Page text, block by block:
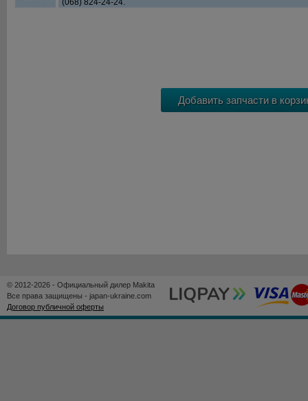
(068) 824-24-24.
© 2012-2026 - Официальный дилер Makita
Все права защищены - japan-ukraine.com
Договор публичной оферты